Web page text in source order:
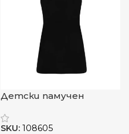
Детски памучен
CHILDREN“
SKU: 108605